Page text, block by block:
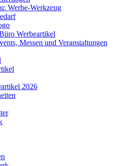
Werbe-Werkzeug
Werbeartikel
Messen und Veranstaltungen
2026